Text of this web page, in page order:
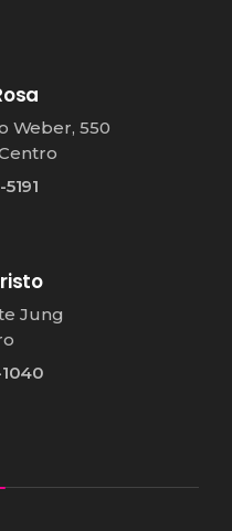
Weber, 550
Jung
1040